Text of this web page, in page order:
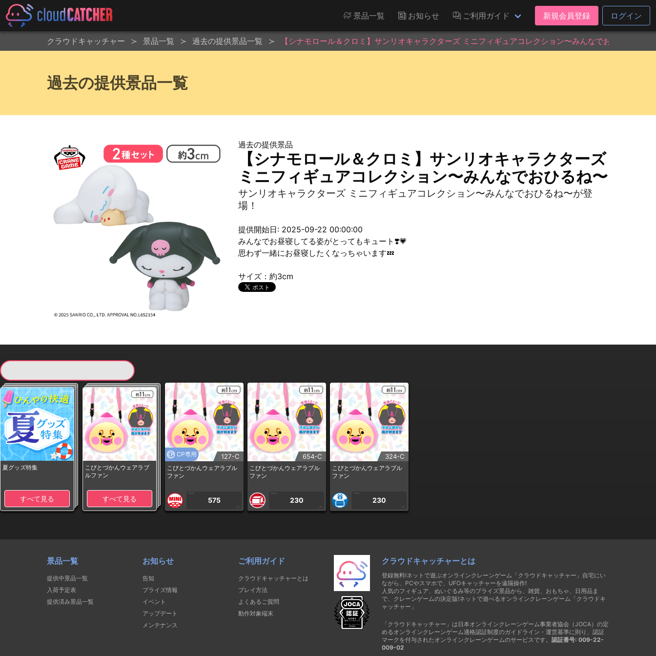
景品一覧 お知らせ ご利用ガイド 新規会員登録 ログイン
クラウドキャッチャー 景品一覧 過去の提供景品一覧 【シナモロール＆クロミ】サンリオキャラクターズ ミニフィギュアコレクション〜みんなでおひるね〜
過去の提供景品一覧
過去の提供景品
【シナモロール＆クロミ】サンリオキャラクターズ
ミニフィギュアコレクション〜みんなでおひるね〜
サンリオキャラクターズ ミニフィギュアコレクション〜みんなでおひるね〜が登
場！
提供開始日: 2025-09-22 00:00:00
みんなでお昼寝してる姿がとってもキュート❣️💗
思わず一緒にお昼寝したくなっちゃいます💤
サイズ：約3cm
夏グッズ特集
すべて見る
こびとづかんウェアラブ
ルファン
すべて見る
CP専用 127-C
こびとづかんウェアラブル
ファン
1PLAY
575
CP
654-C
こびとづかんウェアラブル
ファン
1PLAY
230
CP
324-C
こびとづかんウェアラブル
ファン
1PLAY
230
CP
景品一覧
提供中景品一覧
入荷予定表
提供済み景品一覧
お知らせ
告知
プライズ情報
イベント
アップデート
メンテナンス
ご利用ガイド
クラウドキャッチャーとは
プレイ方法
よくあるご質問
動作対象端末
クラウドキャッチャーとは
登録無料!ネットで遊ぶオンラインクレーンゲーム「クラウドキャッチャー」自宅にい
ながら、PCやスマホで、UFOキャッチャーを遠隔操作!
人気のフィギュア、ぬいぐるみ等のプライズ景品から、雑貨、おもちゃ、日用品ま
で、クレーンゲームの決定版!ネットで遊べるオンラインクレーンゲーム「クラウドキ
ャッチャー」
「クラウドキャッチャー」は日本オンラインクレーンゲーム事業者協会（JOCA）の定
めるオンラインクレーンゲーム適格認証制度のガイドライン・運営基準に則り、認証
マークを付与されたオンラインクレーンゲームのサービスです。 認証番号: 009-22-
009-02